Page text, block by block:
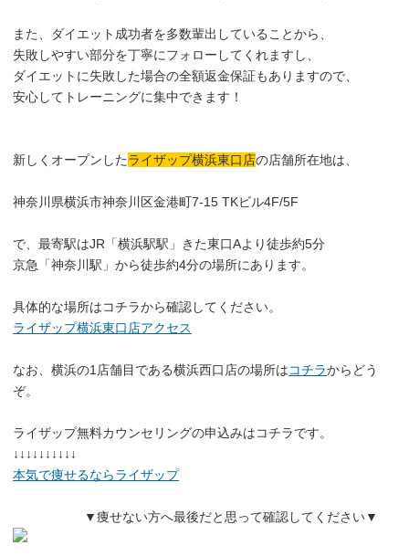
また、ダイエット成功者を多数輩出していることから、
失敗しやすい部分を丁寧にフォローしてくれますし、
ダイエットに失敗した場合の全額返金保証もありますので、
安心してトレーニングに集中できます！
新しくオープンしたライザップ横浜東口店の店舗所在地は、
神奈川県横浜市神奈川区金港町7-15 TKビル4F/5F
で、最寄駅はJR「横浜駅駅」きた東口Aより徒歩約5分
京急「神奈川駅」から徒歩約4分の場所にあります。
具体的な場所はコチラから確認してください。
ライザップ横浜東口店アクセス
なお、横浜の1店舗目である横浜西口店の場所はコチラからどう
ぞ。
ライザップ無料カウンセリングの申込みはコチラです。
↓↓↓↓↓↓↓↓↓↓
本気で痩せるならライザップ
▼痩せない方へ最後だと思って確認してください▼